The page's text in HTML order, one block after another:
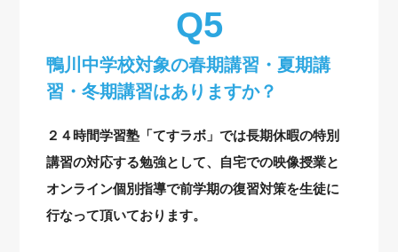
鴨川中学校対象の春期講習・夏期講
習・冬期講習はありますか？
２４時間学習塾「てすラボ」では長期休暇の特別
講習の対応する勉強として、自宅での映像授業と
オンライン個別指導で前学期の復習対策を生徒に
行なって頂いております。